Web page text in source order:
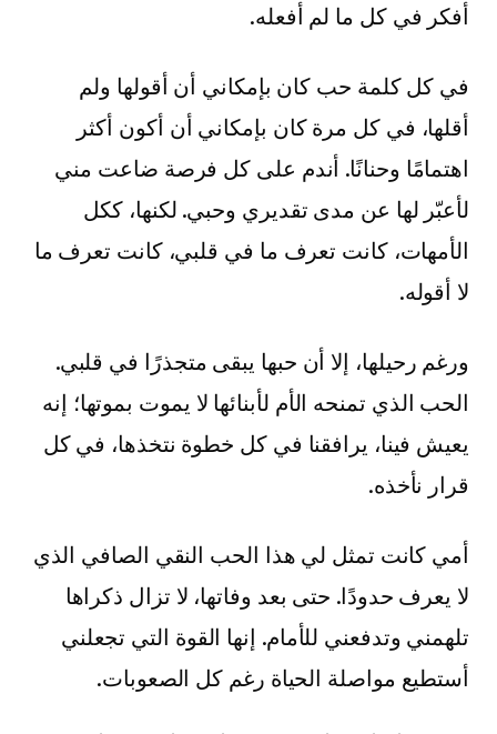
أفكر في كل ما لم أفعله.
في كل كلمة حب كان بإمكاني أن أقولها ولم
أقلها، في كل مرة كان بإمكاني أن أكون أكثر
اهتمامًا وحنانًا. أندم على كل فرصة ضاعت مني
لأعبّر لها عن مدى تقديري وحبي. لكنها، ككل
الأمهات، كانت تعرف ما في قلبي، كانت تعرف ما
لا أقوله.
ورغم رحيلها، إلا أن حبها يبقى متجذرًا في قلبي.
الحب الذي تمنحه الأم لأبنائها لا يموت بموتها؛ إنه
يعيش فينا، يرافقنا في كل خطوة نتخذها، في كل
قرار نأخذه.
أمي كانت تمثل لي هذا الحب النقي الصافي الذي
لا يعرف حدودًا. حتى بعد وفاتها، لا تزال ذكراها
تلهمني وتدفعني للأمام. إنها القوة التي تجعلني
أستطيع مواصلة الحياة رغم كل الصعوبات.